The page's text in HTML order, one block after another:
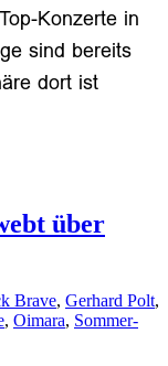
Konzerte in
sind bereits
dort ist
über
Brave, Gerhard Polt,
, Oimara, Sommer-